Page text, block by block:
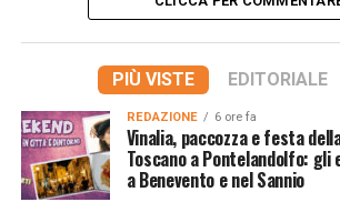
PIÙ VISTE EDITORIALE
REDAZIONE 6 ore fa
Vinalia, paccozza e festa
Toscano a Pontelandolfo: gli
a Benevento e nel Sannio